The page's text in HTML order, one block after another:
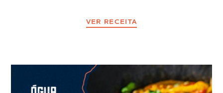
VER RECEITA